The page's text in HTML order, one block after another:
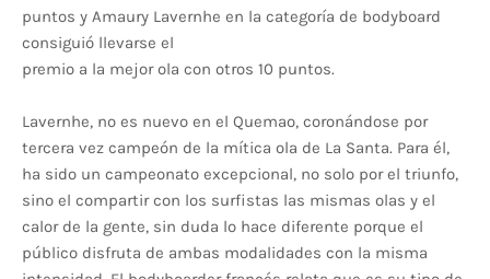
puntos y Amaury Lavernhe en la categoría de bodyboard
consiguió llevarse el
premio a la mejor ola con otros 10 puntos.
Lavernhe, no es nuevo en el Quemao, coronándose por
tercera vez campeón de la mítica ola de La Santa. Para él,
ha sido un campeonato excepcional, no solo por el triunfo,
sino el compartir con los surfistas las mismas olas y el
calor de la gente, sin duda lo hace diferente porque el
público disfruta de ambas modalidades con la misma